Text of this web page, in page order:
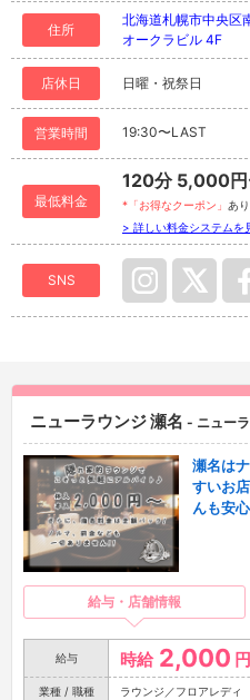
住所
北海道札幌市中央区
オークラビル 4F
店休日 日曜・祝祭日
営業時間 19:30〜LAST
最低料金
120分 5,000
*「お得なクーポン」 あ
> 詳しい料金システムを
SNS
ニューラウンジ 瀬名 - ニュー
瀬名は
すいお
んも安
給与・店舗情報
給与 時給 2,000
業種 / 職種 ラウンジ／フロアレディ